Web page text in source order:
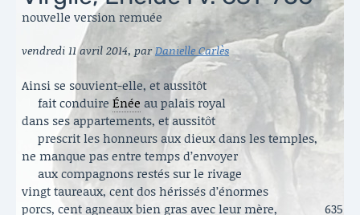
besoin de mettre ma longue pratique en perspective
s’est accru ces dernières années [Traduire]. La rubrique
est nouvelle. Elle va s’enrichir peu à peu. Il y a aussi de
belles surprises, des échanges contemporains et des
haïku en latin sous le titre austère des [Archives].
Danielle Carlès
nouvelle version remuée
vendredi 11 avril 2014, parDanielle Carlès
Ainsi se souvient-elle, et aussitôt
fait conduire Énée au palais royal
dans ses appartements, et aussitôt
prescrit les honneurs aux dieux dans les temples,
ne manque pas entre temps d’envoyer
aux compagnons restés sur le rivage
vingt taureaux, cent dos hérissés d’énormes
porcs, cent agneaux bien gras avec leur mère,
635